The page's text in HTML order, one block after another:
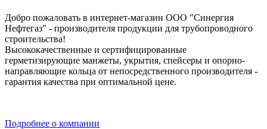
Добро пожаловать в интернет-магазин ООО "Синергия
Нефтегаз" - производителя продукции для трубопроводного
строительства!
Высококачественные и сертифицированные
герметизирующие манжеты, укрытия, спейсеры и опорно-
направляющие кольца от непосредственного производителя -
гарантия качества при оптимальной цене.
Подробнее о компании